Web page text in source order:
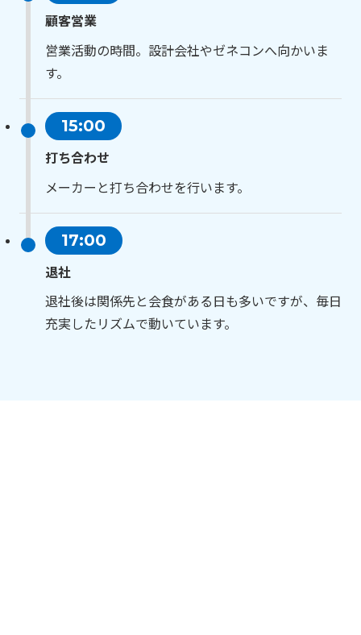
顧客営業
営業活動の時間。設計会社やゼネコンへ向かいま
す。
15:00
打ち合わせ
メーカーと打ち合わせを行います。
17:00
退社
退社後は関係先と会食がある日も多いですが、毎日
充実したリズムで動いています。